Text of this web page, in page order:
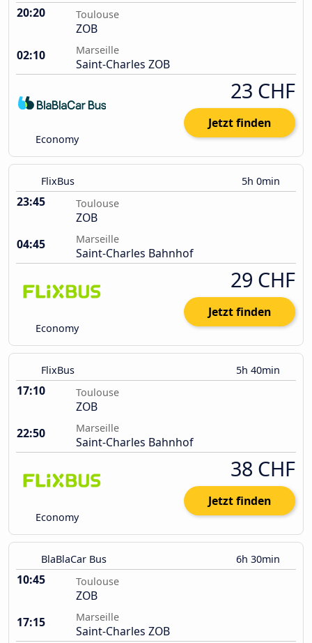
20:20 Toulouse
ZOB
02:10
Marseille
Saint-Charles ZOB
Economy
23 CHF
Jetzt finden
FlixBus 5h 0min
23:45 Toulouse
ZOB
04:45
Marseille
Saint-Charles Bahnhof
Economy
29 CHF
Jetzt finden
FlixBus 5h 40min
17:10 Toulouse
ZOB
22:50
Marseille
Saint-Charles Bahnhof
Economy
38 CHF
Jetzt finden
BlaBlaCar Bus 6h 30min
10:45 Toulouse
ZOB
17:15
Marseille
Saint-Charles ZOB